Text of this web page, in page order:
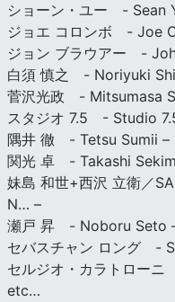
ショーン・ユー - Sean
ジョエ コロンボ - Joe
ジョン ブラウアー -
白須 慎之 - Noriyuki
菅沢光政 - Mitsumasa
スタジオ 7.5 - Studio
隅井 徹 - Tetsu Sumii –
関光 卓 - Takashi
妹島 和世+西沢 立衛／
N… –
瀬戸 昇 - Noboru Seto
セバスチャン ロング -
セルジオ・カラトロー
etc…